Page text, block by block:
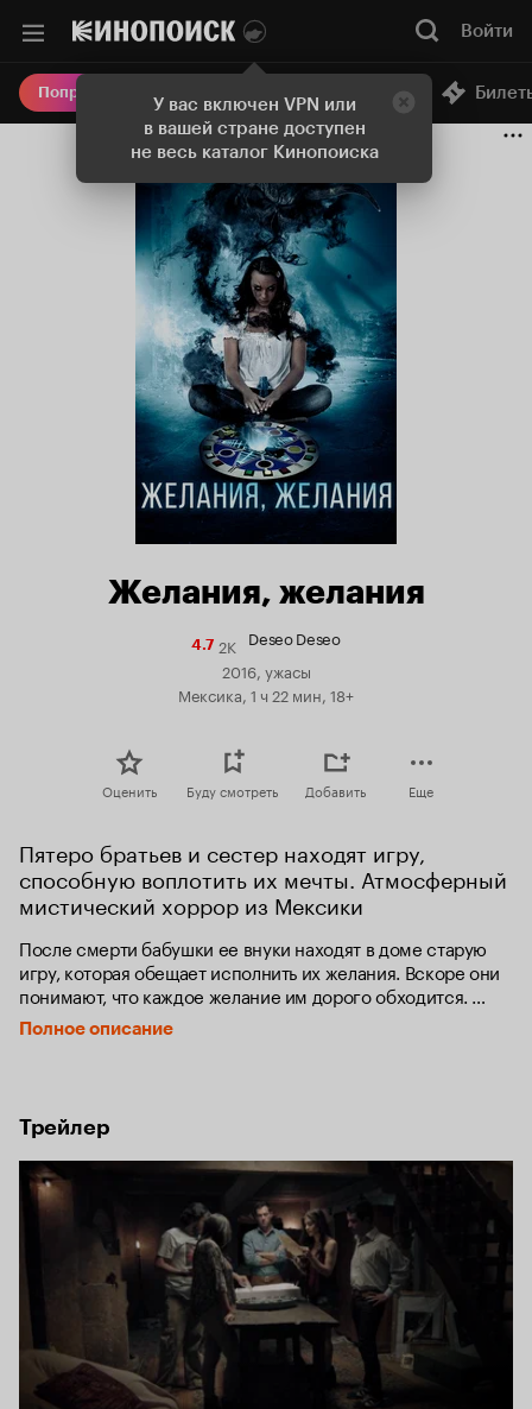
У вас включен VPN или
в вашей стране доступен
не весь каталог Кинопоиска
Войти
Попробовать Плюс Онлайн-кинотеатр
Желания, желания
4.7Рейтинг
Кинопоиска
2K Deseo Deseo
2016, ужасы
Мексика, 1 ч 22 мин, 18+
Оценить Буду смотреть Добавить Еще
Пятеро братьев и сестер находят игру,
способную воплотить их мечты. Атмосферный
мистический хоррор из Мексики
После смерти бабушки ее внуки находят в доме старую
игру, которая обещает исполнить их желания. Вскоре они
понимают, что каждое желание им дорого обходится.
Однако теперь они вынуждены играть дальше, чтобы
спасти самих себя.
Полное описание
Трейлер